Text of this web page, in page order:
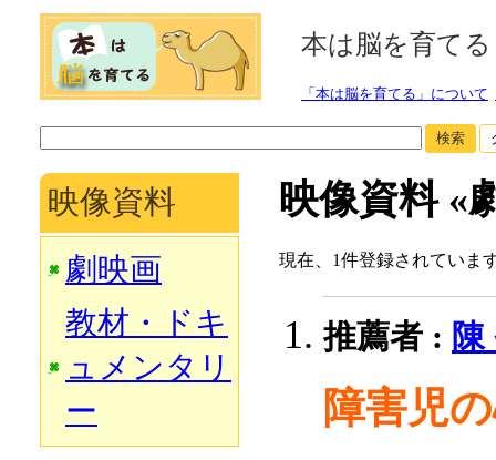
本は脳を育て
「本は脳を育てる」について
検索
映像資料
劇映画
教材・ドキ
ュメンタリ
ー
映像資料 «
現在、1件登録されていま
推薦者 : 陳
障害児